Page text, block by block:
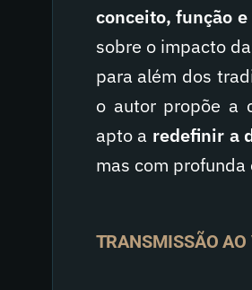
conceito, função
sobre o impacto da
para além dos
o autor propõe a
apto a redefinir a
mas com
TRANSMISSÃO AO